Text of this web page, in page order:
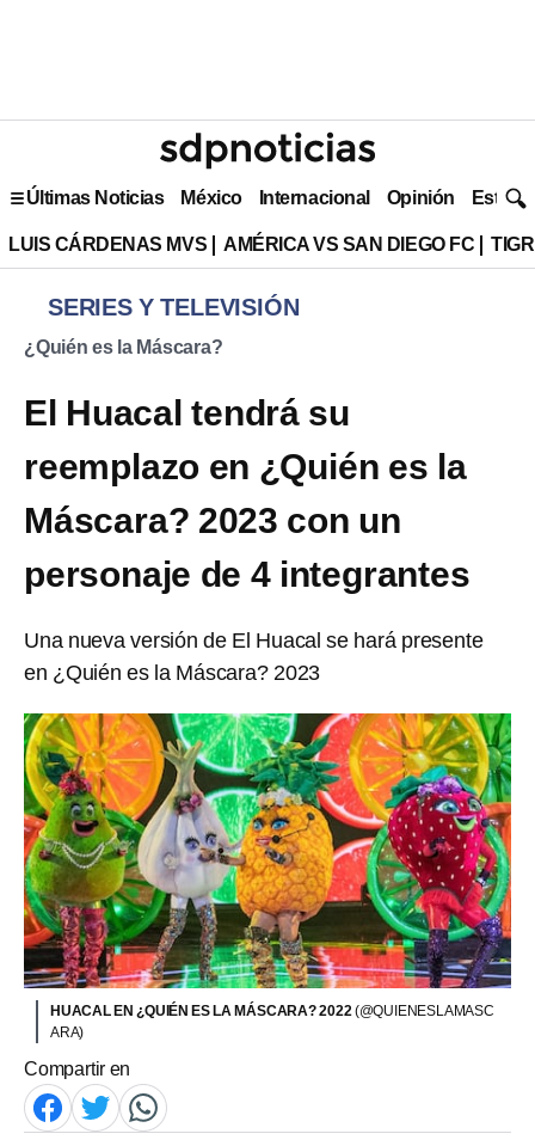
Últimas Noticias México Internacional Opinión Estilo
LUIS CÁRDENAS MVS AMÉRICA VS SAN DIEGO FC
SERIES Y TELEVISIÓN
¿Quién es la Máscara?
El Huacal tendrá su
reemplazo en ¿Quién es la
Máscara? 2023 con un
personaje de 4 integrantes
Una nueva versión de El Huacal se hará presente
en ¿Quién es la Máscara? 2023
HUACAL EN ¿QUIÉN ES LA MÁSCARA? 2022(@QUIENESLAMASC
ARA)
Compartir en